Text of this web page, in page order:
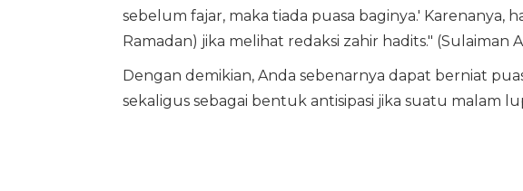
sebelum fajar, maka tiada puasa baginya.' Karenanya,
Ramadan) jika melihat redaksi zahir hadits." (Sulaiman
Dengan demikian, Anda sebenarnya dapat berniat
sekaligus sebagai bentuk antisipasi jika suatu malam